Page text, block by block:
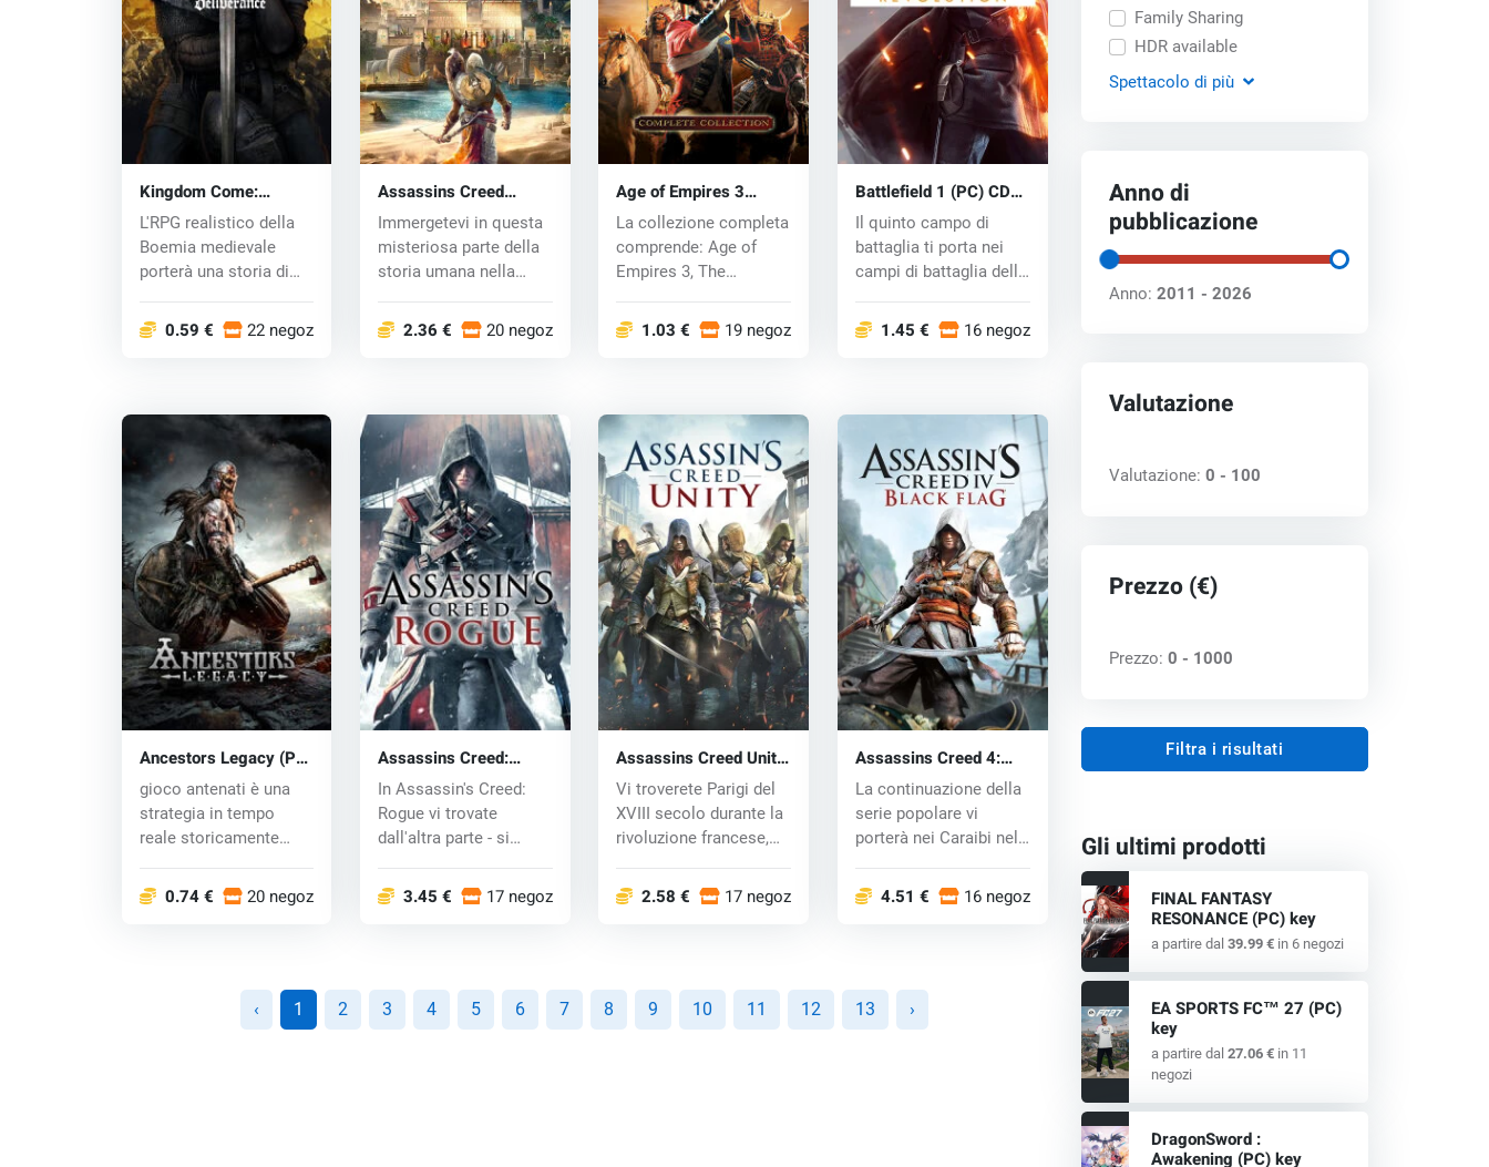
Kingdom Come:
Deliverance (PC) CD
key
L'RPG realistico della
Boemia medievale
porterà una storia di
0.59 € 22 negozi
Assassins Creed
Origins (PC) CD key
Immergetevi in ​​questa
misteriosa parte della
storia umana nella
2.36 € 20 negozi
Age of Empires 3
Complete Collection
(PC) CD key
La collezione completa
comprende: Age of
Empires 3, The
1.03 € 19 negozi
Battlefield 1 (PC) CD
key
Il quinto campo di
battaglia ti porta nei
campi di battaglia della
1.45 € 16 negozi
Ancestors Legacy (PC)
CD key
gioco antenati è una
strategia in tempo
reale storicamente
0.74 € 20 negozi
Assassins Creed:
Rogue (PC) CD key
In Assassin's Creed:
Rogue vi trovate
dall'altra parte - si
3.45 € 17 negozi
Assassins Creed Unity
(PC) CD key
Vi troverete Parigi del
XVIII secolo durante la
rivoluzione francese,
2.58 € 17 negozi
Assassins Creed 4:
Black Flag (PC) CD key
La continuazione della
serie popolare vi
porterà nei Caraibi nel
4.51 € 16 negozi
‹ 1 2 3 4 5 6 7 8 9 10 11 12 13 ›
Family Sharing
HDR available
Spettacolo di più
Anno di
pubblicazione
Anno:2011 - 2026
Valutazione
Valutazione:0 - 100
Prezzo (€)
Prezzo:0 - 1000
Filtra i risultati
Gli ultimi prodotti
FINAL FANTASY
RESONANCE (PC) key
a partire dal 39.99 €in 6 negozi
EA SPORTS FC™ 27 (PC)
key
a partire dal 27.06 €in 11
negozi
DragonSword :
Awakening (PC) key